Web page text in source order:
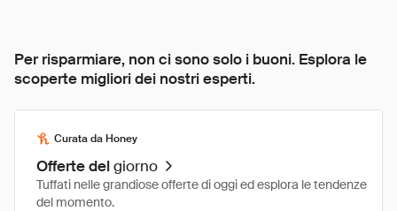
Per risparmiare, non ci sono solo i buoni. Esplora le
scoperte migliori dei nostri esperti.
Curata da Honey
Offerte delgiorno
Tuffati nelle grandiose offerte di oggi ed esplora le tendenze
del momento.